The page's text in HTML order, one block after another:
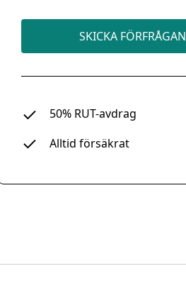
SKICKA FÖRFRÅGAN
50% RUT-avdrag
Alltid försäkrat